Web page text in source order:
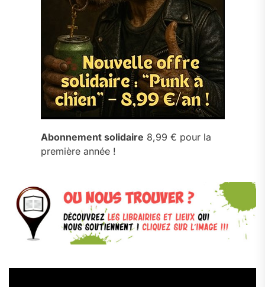
Abonnement solidaire 8,99 € pour la
première année !